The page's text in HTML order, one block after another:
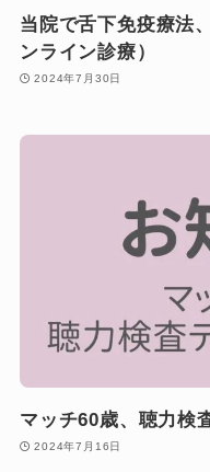
当院で舌下免疫療法
ンライン診療）
2024年7月30日
マッチ60歳、聴力検
2024年7月16日